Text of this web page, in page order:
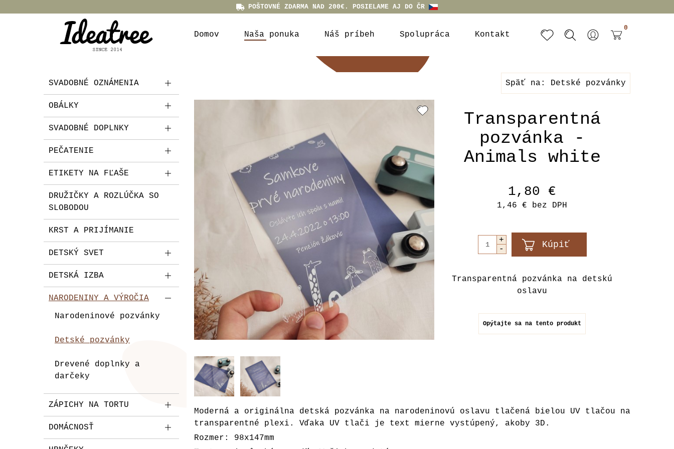
POŠTOVNÉ ZDARMA NAD 200€. POSIELAME AJ DO ČR
Domov Naša ponuka Náš príbeh Spolupráca Kontakt
0
SVADOBNÉ OZNÁMENIA
OBÁLKY
SVADOBNÉ DOPLNKY
PEČATENIE
ETIKETY NA FĽAŠE
DRUŽIČKY A ROZLÚČKA SO
SLOBODOU
KRST A PRIJÍMANIE
DETSKÝ SVET
DETSKÁ IZBA
NARODENINY A VÝROČIA
Narodeninové pozvánky
Detské pozvánky
Drevené doplnky a
darčeky
ZÁPICHY NA TORTU
DOMÁCNOSŤ
Späť na: Detské pozvánky
Transparentná
pozvánka -
Animals white
1,80 €
1,46 € bez DPH
Transparentná pozvánka na detskú
oslavu
Opýtajte sa na tento produkt
Moderná a originálna detská pozvánka na narodeninovú oslavu tlačená bielou UV tlačou na
transparentné plexi. Vďaka UV tlači je text mierne vystúpený, akoby 3D.
Rozmer: 98x147mm